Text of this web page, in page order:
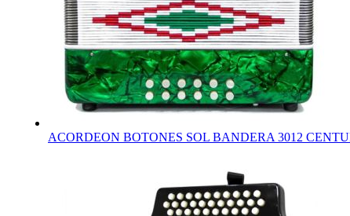
ACORDEON BOTONES SOL BANDERA 3012